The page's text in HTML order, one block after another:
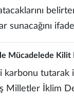
sunacağını
Mücadelede Kilit
karbonu tutarak
Milletler İklim